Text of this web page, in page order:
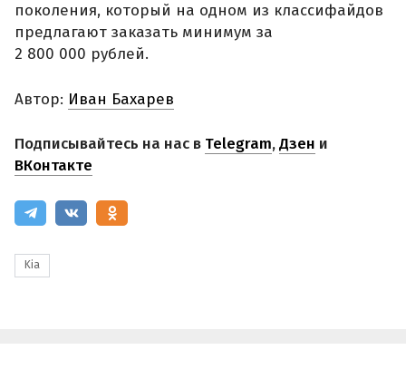
поколения, который на одном из классифайдов
предлагают заказать минимум за
2 800 000 рублей.
Автор: Иван Бахарев
Подписывайтесь на нас в Telegram,Дзен и
ВКонтакте
Kia